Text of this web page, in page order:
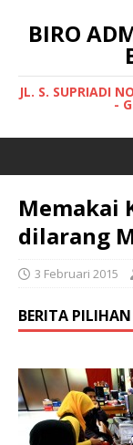
BIRO
JL. S. SUPRIADI
-
Memakai
dilarang
3 Februari 2015
BERITA